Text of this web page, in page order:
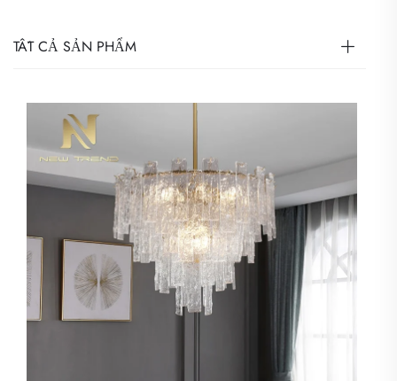
TẤT CẢ SẢN PHẨM